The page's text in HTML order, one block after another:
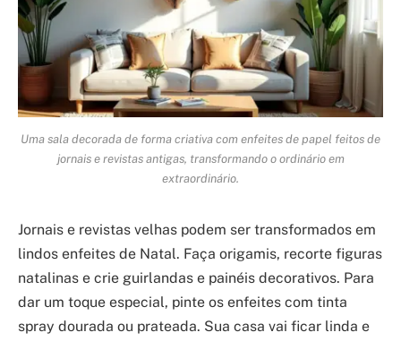
Uma sala decorada de forma criativa com enfeites de papel feitos de
jornais e revistas antigas, transformando o ordinário em
extraordinário.
Jornais e revistas velhas podem ser transformados em
lindos enfeites de Natal. Faça origamis, recorte figuras
natalinas e crie guirlandas e painéis decorativos. Para
dar um toque especial, pinte os enfeites com tinta
spray dourada ou prateada. Sua casa vai ficar linda e